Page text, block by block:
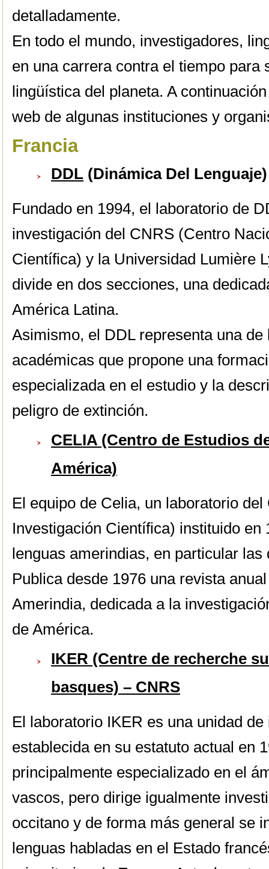
detalladamente.
En todo el mundo, investigadores,
en una carrera contra el tiempo para
lingüística del planeta. A
web de algunas instituciones y
Francia
DDL (Dinámica Del Lenguaje)
Fundado en 1994, el laboratorio de
investigación del CNRS (Centro
Científica) y la Universidad Lumière
divide en dos secciones, una
América Latina.
Asimismo, el DDL representa una
académicas que propone una
especializada en el estudio y la
peligro de extinción.
CELIA (Centro de Estudios
América)
El equipo de Celia, un laboratorio
Investigación Científica) instituido en
lenguas amerindias, en particular
Publica desde 1976 una revista
Amerindia, dedicada a la
de América.
IKER (Centre de recherche
basques) – CNRS
El laboratorio IKER es una unidad
establecida en su estatuto actual en
principalmente especializado en el
vascos, pero dirige igualmente
occitano y de forma más general se
lenguas habladas en el Estado